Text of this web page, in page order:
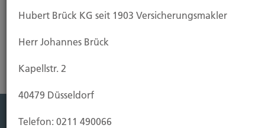
Hubert Brück KG seit 1903 Versicherungsmakler
Herr Johannes Brück
Kapellstr. 2
40479 Düsseldorf
Telefon: 0211 490066